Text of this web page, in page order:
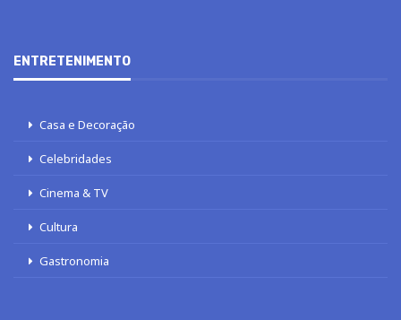
ENTRETENIMENTO
Casa e Decoração
Celebridades
Cinema & TV
Cultura
Gastronomia